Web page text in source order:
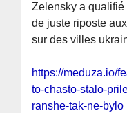
Zelensky a qualifié
de juste riposte
sur des villes
https://meduza.io/
to-chasto-stalo-
ranshe-tak-ne-bylo